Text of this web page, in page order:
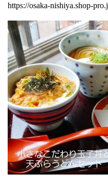
https://osaka-nishiya.shop-